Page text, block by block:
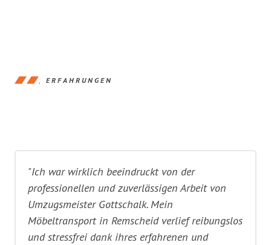
ERFAHRUNGEN
"Ich war wirklich beeindruckt von der
professionellen und zuverlässigen Arbeit von
Umzugsmeister Gottschalk. Mein
Möbeltransport in Remscheid verlief reibungslos
und stressfrei dank ihres erfahrenen und